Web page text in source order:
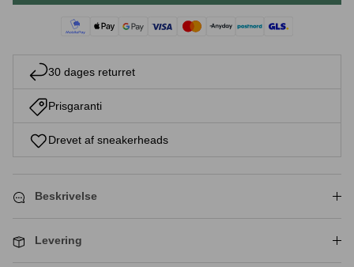
30 dages returret
Prisgaranti
Drevet af sneakerheads
Beskrivelse
Levering